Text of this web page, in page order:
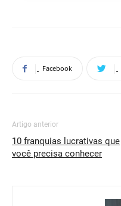
Facebook
Artigo anterior
10 franquias lucrativas que
você precisa conhecer